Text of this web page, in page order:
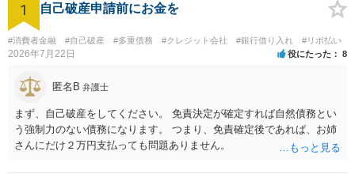
メリットを丁寧に説明できるかどうかが非常に重要です。事情はお客様によ
って様々ですので、それに合わせたアドバイスをするためには、多くの経験
が必要です。ですので、債務整理に力を入れている弁護士にご相談されるの
がよろしいかと思います。
中、偶然見かけた市民向け無料法律セミナーをきっかけに、「これが最後の
チャンスかもしれない」と思い、勇気を出して当事務所へご相談に来られま
した。 ■ 弁護士に相談して見えた「希望の道筋」 私たちは、Aさんの借入状
況・収支・家計全体を一緒に整理しました。 毎月の返済額は約10万円。パー
ト収入では到底まかないきれず、今後も自転車操業が続く見込みでした。 こ
た： ■ Aさんにご提案した解決策 ◉ 任意整理 → 利息をカットし、借入元本を
通さずに手続き可能。 ◉ 個人再生 → 借金を大幅に減額（たとえば380万円 →
約100万円）し、3〜5年かけて返済する方法。 住宅や財産を維持しながら生
活再建が可能。 ◉ 自己破産 → 収入や資産状況によっては、裁判所に申立てて
借金の返済義務を免除する制度。 Aさんは、当初「破産だけは避けたい」
1 自己破産申請前にお金を
#消費者金融 #自己破産 #多重債務 #クレジット会社 #銀行借り入れ #リボ払い
2026年7月22日 役にたった 8
匿名B 弁護士
まず、自己破産をしてください。 免責決定が確定すれば自然債務とい
う強制力のない債務になります。 つまり、免責確定後であれば、お姉
さんにだけ２万円支払っても問題ありません。